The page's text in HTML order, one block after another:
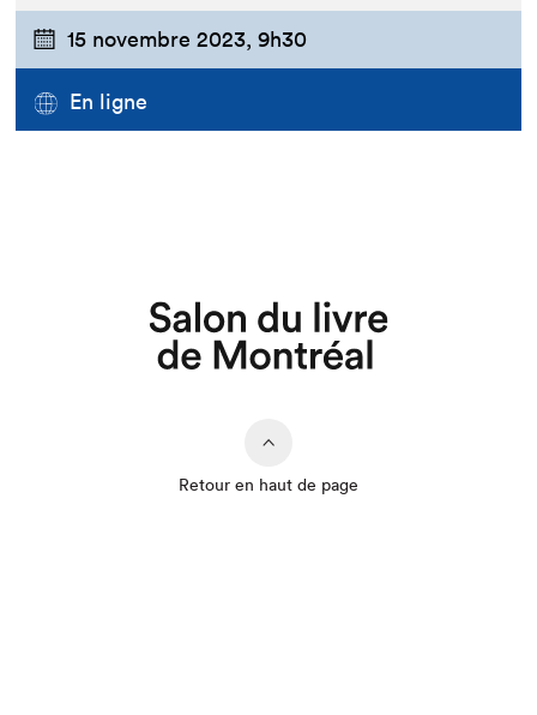
15 novembre 2023, 9h30
En ligne
Retour en haut de page